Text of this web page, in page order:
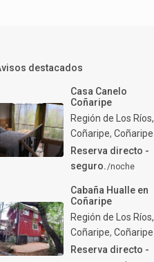
destacados
Casa Canelo
Coñaripe
Región de Los Ríos,
Coñaripe,Coñaripe
Reserva directo -
seguro./noche
Cabaña Hualle en
Coñaripe
Región de Los Ríos,
Coñaripe,Coñaripe
Reserva directo -